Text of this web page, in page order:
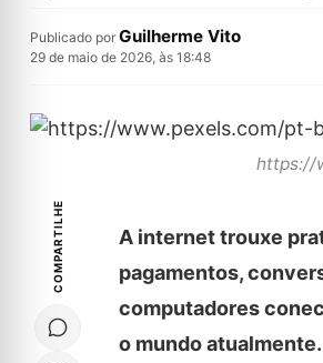
Publicado por Guilherme Vito
29 de maio de 2026, às 18:48
https://
COMPARTILHE
A internet trouxe
pagamentos,
computadores
o mundo atualmente.